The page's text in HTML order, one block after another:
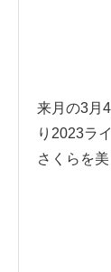
来月の3月
り2023ラ
さくらを